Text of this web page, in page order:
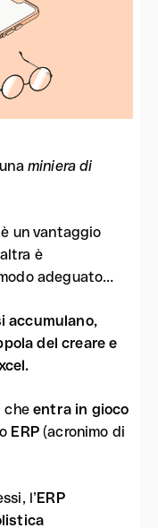
miniera di
un vantaggio
è
adeguato…
accumulano,
del creare e
cheentra in gioco
ERP(acronimo di
l’ERP